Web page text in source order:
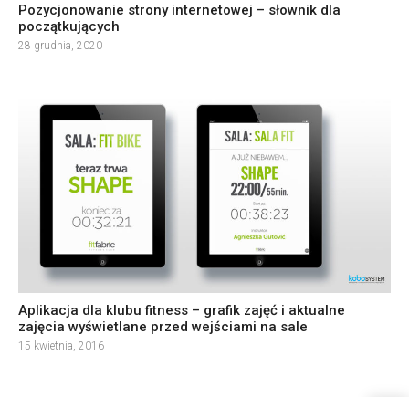
Pozycjonowanie strony internetowej – słownik dla
początkujących
28 grudnia, 2020
Aplikacja dla klubu fitness – grafik zajęć i aktualne
zajęcia wyświetlane przed wejściami na sale
15 kwietnia, 2016